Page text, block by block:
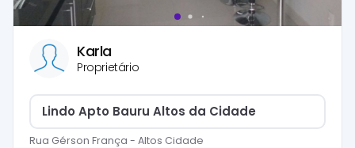
Karla
Proprietário
Lindo Apto Bauru Altos da Cidade
Rua Gérson França - Altos Cidade